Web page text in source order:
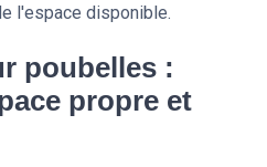
l'espace disponible.
poubelles :
propre et